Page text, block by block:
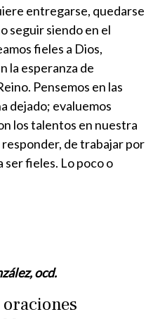
entregarse, quedarse
seguir siendo en el
fieles a Dios,
la esperanza de
Pensemos en las
dejado; evaluemos
los talentos en nuestra
de trabajar por
ser fieles. Lo poco o
ocd.